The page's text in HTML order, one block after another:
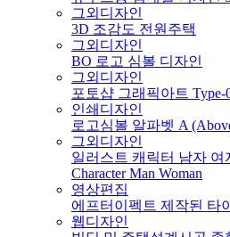
그외디자인
3D 조감도 전원주택
그외디자인
BO 로고 심볼 디자인
그외디자인
포토샵 그래픽아트 Type-
인쇄디자인
로고심볼 알파벳 A
그외디자인
일러스트 캐릭터 남자 여
Character Man Woman
영상편집
에프터이펙트 제작된 타
웹디자인